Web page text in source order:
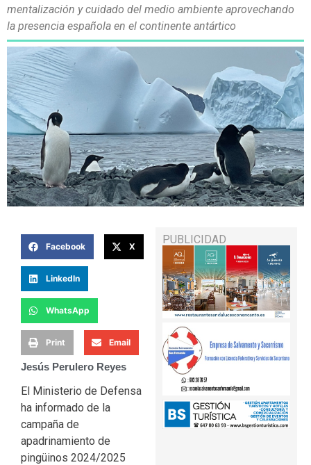
mentalización y cuidado del medio ambiente aprovechando
la presencia española en el continente antártico
Facebook X
LinkedIn
WhatsApp
Print Email
Jesús Perulero Reyes
El Ministerio de Defensa
ha informado de la
campaña de
apadrinamiento de
pingüinos 2024/2025
PUBLICIDAD